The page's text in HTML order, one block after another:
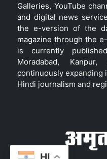
Galleries, YouTube
and digital news
the e-version of the
magazine through the
is currently
Moradabad,
continuously expanding
Hindi journalism and